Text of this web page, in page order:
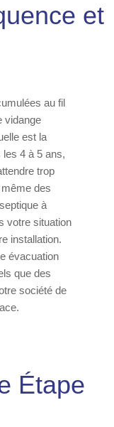
et
au fil
vidange
est la
4 à 5 ans,
trop
des
à
votre situation
installation.
évacuation
que des
société de
Étape